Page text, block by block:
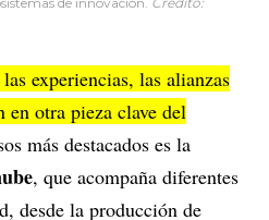
experiencias, las alianzas
en otra pieza clave del
más destacados es la
, que acompaña diferentes
desde la producción de